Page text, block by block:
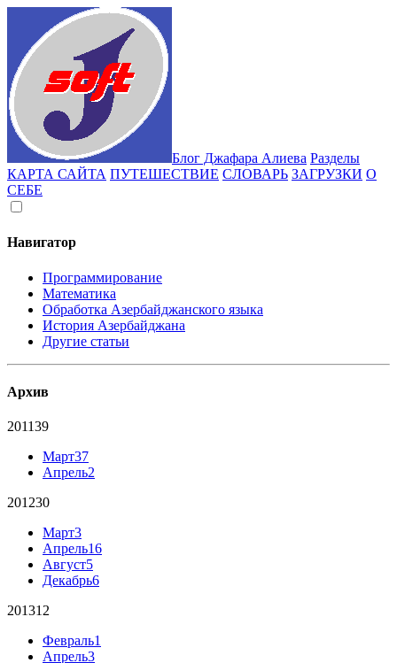
Блог Джафара Алиева Разделы
КАРТА САЙТА ПУТЕШЕСТВИЕ СЛОВАРЬ ЗАГРУЗКИ О
СЕБЕ
Навигатор
Программирование
Математика
Обработка Азербайджанского языка
История Азербайджана
Другие статьи
Архив
201139
Март37
Апрель2
201230
Март3
Апрель16
Август5
Декабрь6
201312
Февраль1
Апрель3